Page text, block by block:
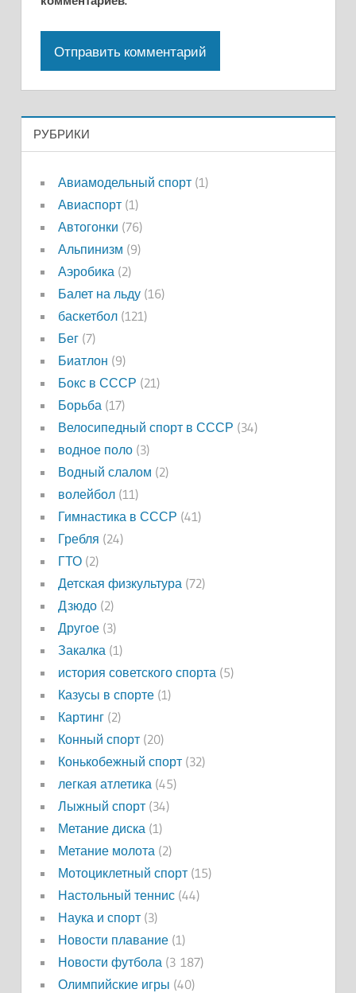
РУБРИКИ
Авиамодельный спорт(1)
Авиаспорт(1)
Автогонки (76)
Альпинизм (9)
Аэробика (2)
Балет на льду(16)
баскетбол(121)
Бег(7)
Биатлон (9)
Бокс в СССР (21)
Борьба (17)
Велосипедный спорт в СССР (34)
водное поло(3)
Водный слалом (2)
волейбол(11)
Гимнастика в СССР (41)
Гребля (24)
ГТО(2)
Детская физкультура (72)
Дзюдо(2)
Другое(3)
Закалка (1)
история советского спорта (5)
Казусы в спорте(1)
Картинг(2)
Конный спорт(20)
Конькобежный спорт(32)
легкая атлетика (45)
Лыжный спорт(34)
Метание диска (1)
Метание молота (2)
Мотоциклетный спорт(15)
Настольный теннис(44)
Наука и спорт(3)
Новости плавание(1)
Новости футбола (3 187)
Олимпийские игры (40)